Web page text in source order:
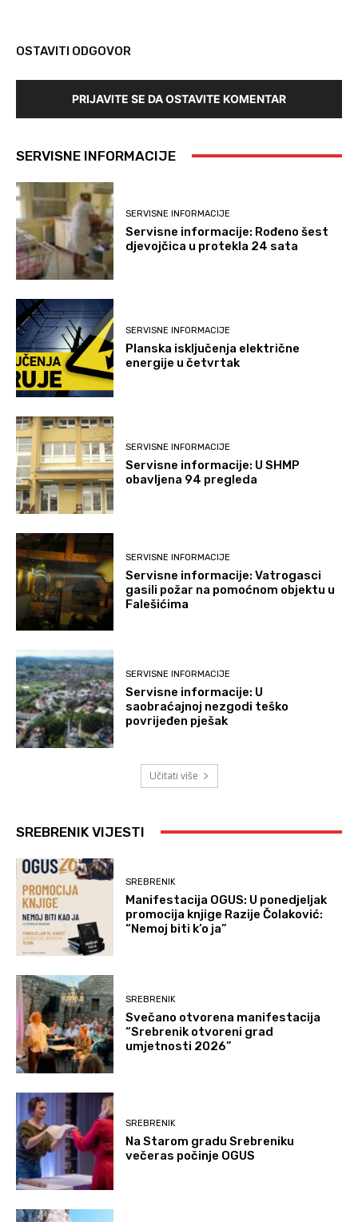
OSTAVITI ODGOVOR
PRIJAVITE SE DA OSTAVITE KOMENTAR
SERVISNE INFORMACIJE
SERVISNE INFORMACIJE
Servisne informacije: Rođeno šest
djevojčica u protekla 24 sata
SERVISNE INFORMACIJE
Planska isključenja električne
energije u četvrtak
SERVISNE INFORMACIJE
Servisne informacije: U SHMP
obavljena 94 pregleda
SERVISNE INFORMACIJE
Servisne informacije: Vatrogasci
gasili požar na pomoćnom objektu u
Falešićima
SERVISNE INFORMACIJE
Servisne informacije: U
saobraćajnoj nezgodi teško
povrijeđen pješak
Učitati više
SREBRENIK VIJESTI
SREBRENIK
Manifestacija OGUS: U ponedjeljak
promocija knjige Razije Čolaković:
“Nemoj biti k’o ja”
SREBRENIK
Svečano otvorena manifestacija
“Srebrenik otvoreni grad
umjetnosti 2026”
SREBRENIK
Na Starom gradu Srebreniku
večeras počinje OGUS